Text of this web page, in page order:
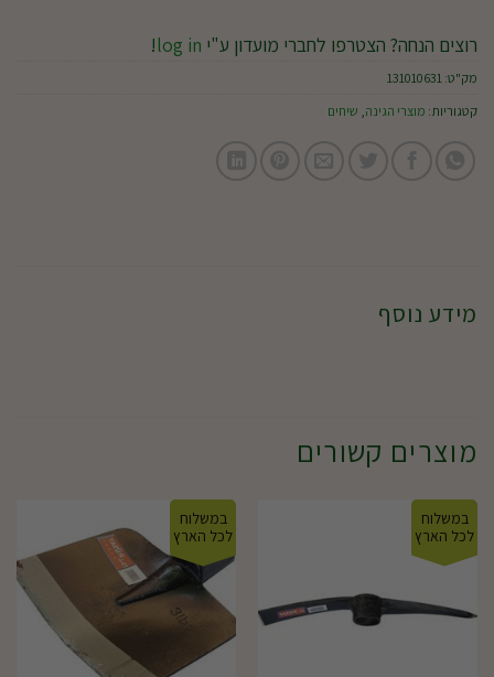
רוצים הנחה? הצטרפו לחברי מועדון ע"י log in
!
מק"ט:131010631
קטגוריות: מוצרי הגינה, שיחים
מידע נוסף
מוצרים קשורים
במשלוח
לכל הארץ
במשלוח
לכל הארץ